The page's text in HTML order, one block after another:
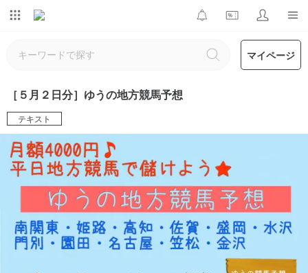
マイページ
［５月２日分］ゆうの地方競馬予想
テキスト